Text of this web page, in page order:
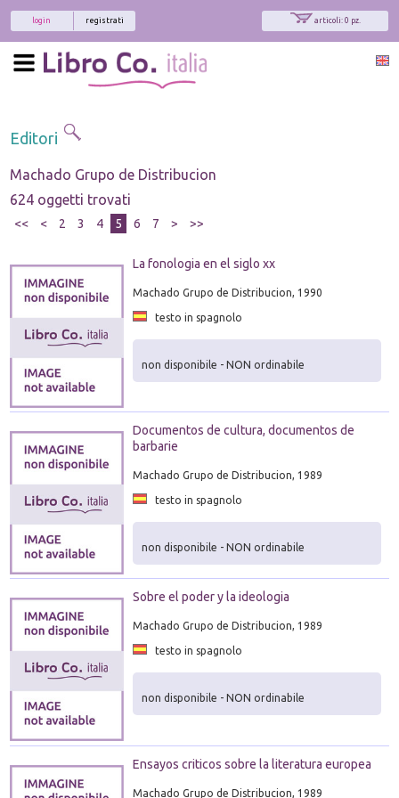
articoli: 0 pz.
registrati
login
Editori
Machado Grupo de Distribucion
624 oggetti trovati
<< < 2 3 4 5 6 7 > >>
La fonologia en el siglo xx
Machado Grupo de Distribucion, 1990
testo in spagnolo
non disponibile - NON ordinabile
Documentos de cultura, documentos de
barbarie
Machado Grupo de Distribucion, 1989
testo in spagnolo
non disponibile - NON ordinabile
Sobre el poder y la ideologia
Machado Grupo de Distribucion, 1989
testo in spagnolo
non disponibile - NON ordinabile
Ensayos criticos sobre la literatura europea
Machado Grupo de Distribucion, 1989